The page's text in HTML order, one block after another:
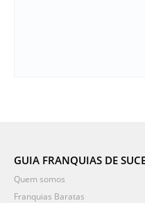
GUIA FRANQUIAS DE
Quem somos
Franquias Baratas